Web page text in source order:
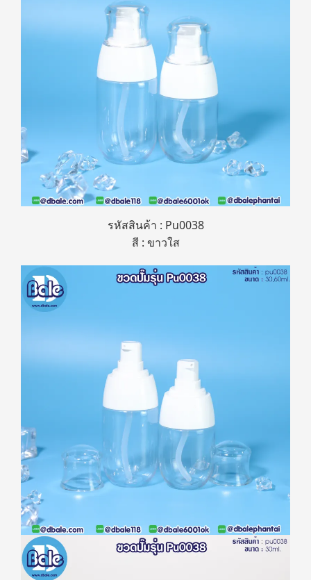
รหัสสินค้า : Pu0038
สี : ขาวใส